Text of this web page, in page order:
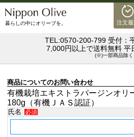
注文
暮らしの中にオリーブを。
TEL:0570-200-799 受付：
7,000円以上で送料無料 平
(※)一部商品除く
商品についてのお問い合わせ
有機栽培エキストラバージンオ
180g（有機ＪＡＳ認証）
氏名 必須